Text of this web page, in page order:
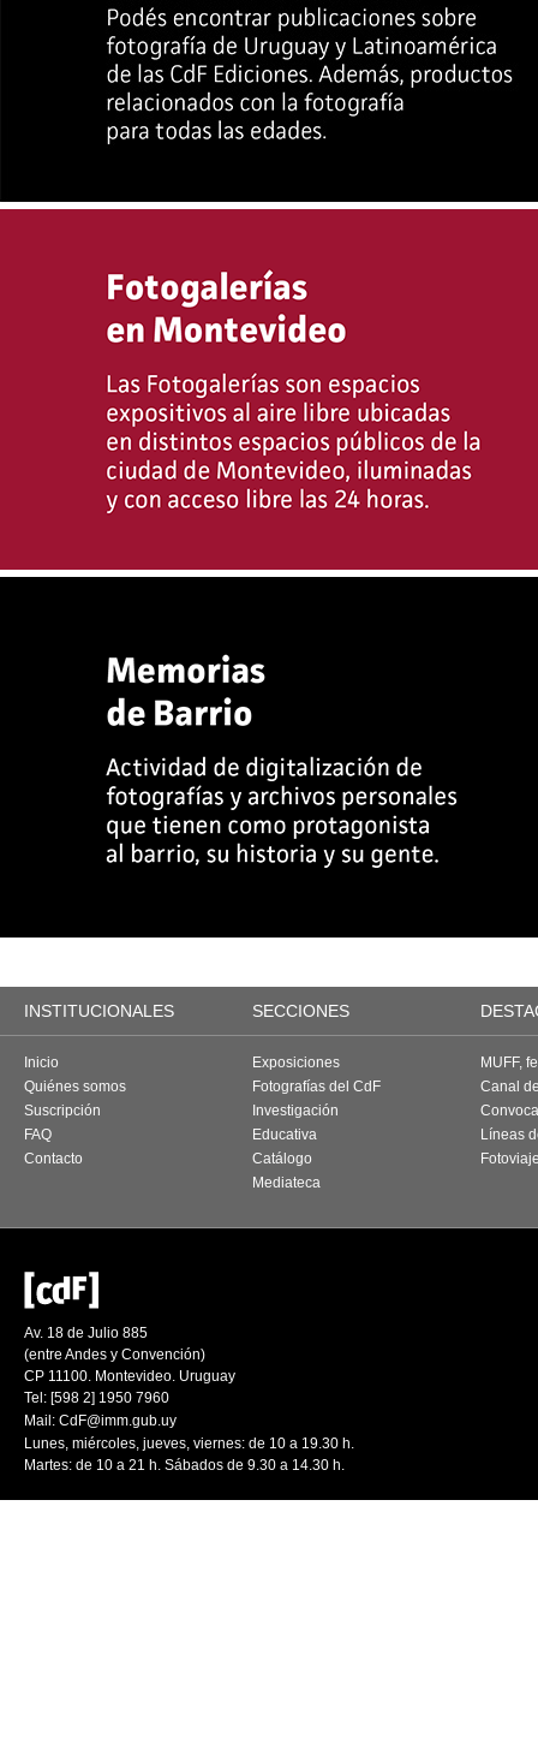
INSTITUCIONALES SECCIONES
Inicio
Quiénes somos
Suscripción
FAQ
Contacto
Exposiciones
Fotografías del CdF
Investigación
Educativa
Catálogo
Mediateca
MUFF,
Canal
Líneas
Av. 18 de Julio 885
(entre Andes y Convención)
CP 11100. Montevideo. Uruguay
Tel: [598 2] 1950 7960
Mail: CdF@imm.gub.uy
Lunes, miércoles, jueves, viernes: de 10 a 19.30 h.
Martes: de 10 a 21 h. Sábados de 9.30 a 14.30 h.